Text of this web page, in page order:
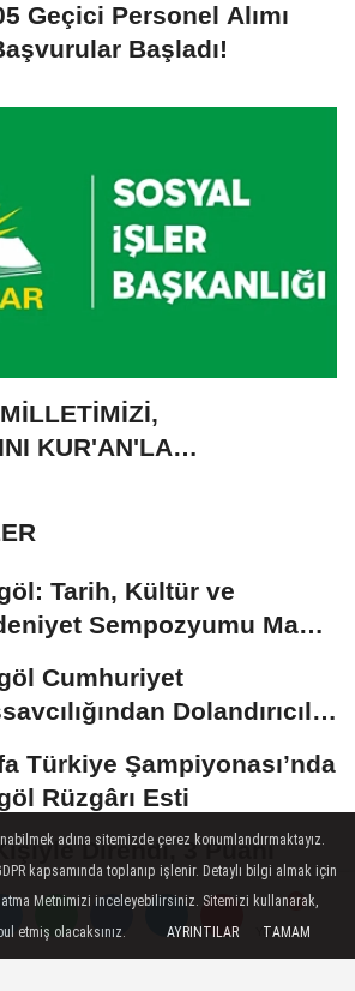
Yorumlar
Yorumlar
Geçici Personel Alımı
Başladı!
KUR'AN'LA
Tarih, Kültür ve
Sempozyumu Mayıs
Cumhuriyet
Dolandırıcılık
Türkiye Şampiyonası’nda
Rüzgârı Esti
Direndi, 3 Puanı
12 Bingölspor Zirvedeki
Korudu...
Gönüllüsü Semiramis
adına sitemizde çerez konumlandırmaktayız.
kapsamında toplanıp işlenir. Detaylı bilgi almak için
Metnimizi inceleyebilirsiniz. Sitemizi kullanarak,
etmiş olacaksınız.
AYRINTILAR TAMAM